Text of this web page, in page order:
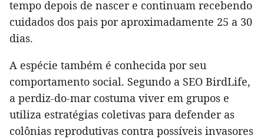
tempo depois de nascer e continuam recebendo
cuidados dos pais por aproximadamente 25 a 30
dias.
A espécie também é conhecida por seu
comportamento social. Segundo a SEO BirdLife,
a perdiz-do-mar costuma viver em grupos e
utiliza estratégias coletivas para defender as
colônias reprodutivas contra possíveis invasores